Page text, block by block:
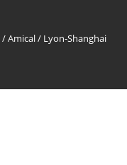
/Amical/ Lyon-Shanghai